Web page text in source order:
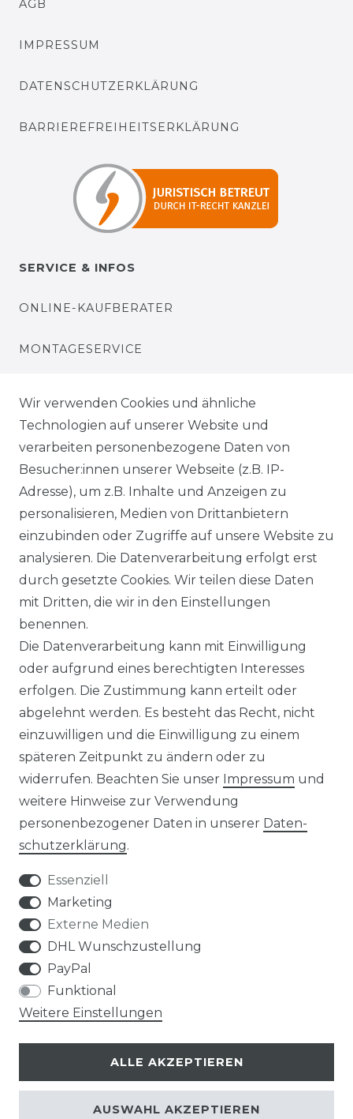
AGB
IMPRESSUM
DATENSCHUTZERKLÄRUNG
BARRIEREFREIHEITSERKLÄRUNG
SERVICE & INFOS
ONLINE-KAUFBERATER
MONTAGESERVICE
BEZAHLUNG
KLIMA- UND UMWELTSCHUTZ
LEXIKON
UNTERNEHMEN
ÜBER UNS
HERSTELLER
REFERENZEN
VERTRAG WIDERRUFEN
Klimaprofis GmbH & Co. KG
Design & supervision by MILLER
© Copyright 2026 | Alle Rechte vorbehalten.
Wir verwenden Cookies und ähnliche
Technologien auf unserer Website und
verarbeiten personenbezogene Daten von
Besucher:innen unserer Webseite (z.B. IP-
Adresse), um z.B. Inhalte und Anzeigen zu
personalisieren, Medien von Drittanbietern
einzubinden oder Zugriffe auf unsere Website zu
analysieren. Die Datenverarbeitung erfolgt erst
durch gesetzte Cookies. Wir teilen diese Daten
mit Dritten, die wir in den Einstellungen
benennen.
Die Datenverarbeitung kann mit Einwilligung
oder aufgrund eines berechtigten Interesses
erfolgen. Die Zustimmung kann erteilt oder
abgelehnt werden. Es besteht das Recht, nicht
einzuwilligen und die Einwilligung zu einem
späteren Zeitpunkt zu ändern oder zu
widerrufen. Beachten Sie unser Impressum und
weitere Hinweise zur Verwendung
personenbezogener Daten in unserer Daten­
schutz­erklärung.
Essenziell
Marketing
Externe Medien
DHL Wunschzustellung
PayPal
Funktional
Weitere Einstellungen
ALLE AKZEPTIEREN
AUSWAHL AKZEPTIEREN